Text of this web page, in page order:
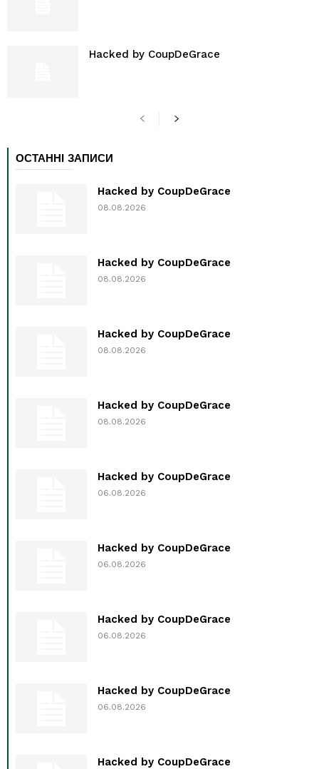
Hacked by CoupDeGrace
ОСТАННІ ЗАПИСИ
Hacked by CoupDeGrace
08.08.2026
Hacked by CoupDeGrace
08.08.2026
Hacked by CoupDeGrace
08.08.2026
Hacked by CoupDeGrace
08.08.2026
Hacked by CoupDeGrace
06.08.2026
Hacked by CoupDeGrace
06.08.2026
Hacked by CoupDeGrace
06.08.2026
Hacked by CoupDeGrace
06.08.2026
Hacked by CoupDeGrace